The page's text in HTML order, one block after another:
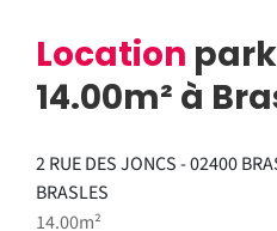
Location
14.00m² à
2 RUE DES JONCS - 02400
BRASLES
14.00m²